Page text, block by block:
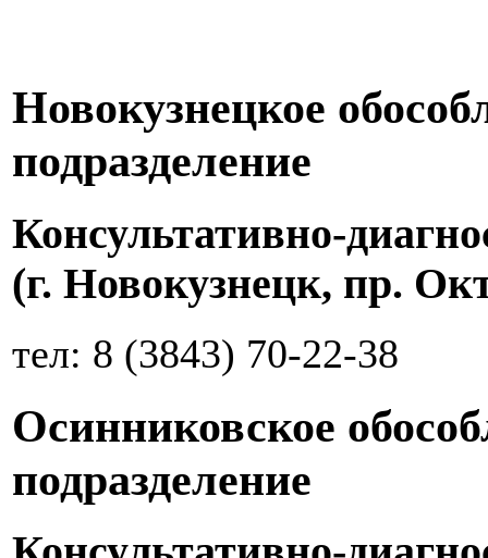
Новокузнецкое
подразделение
Консультативно-
(г. Новокузнецк, пр.
тел: 8 (3843) 70-22-38
Осинниковское
подразделение